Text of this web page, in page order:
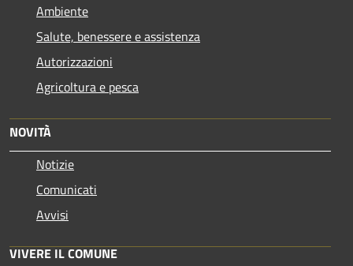
Ambiente
Salute, benessere e assistenza
Autorizzazioni
Agricoltura e pesca
NOVITÀ
Notizie
Comunicati
Avvisi
VIVERE IL COMUNE